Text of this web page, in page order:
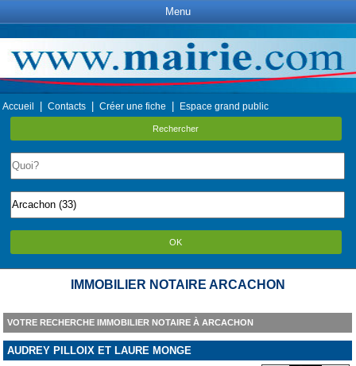
Menu
Accueil Contacts Créer une fiche Espace grand public
Rechercher
OK
IMMOBILIER NOTAIRE ARCACHON
VOTRE RECHERCHE IMMOBILIER NOTAIRE À ARCACHON
AUDREY PILLOIX ET LAURE MONGE